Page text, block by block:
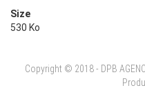
Size
530 Ko
Copyright © 2018 - DPB